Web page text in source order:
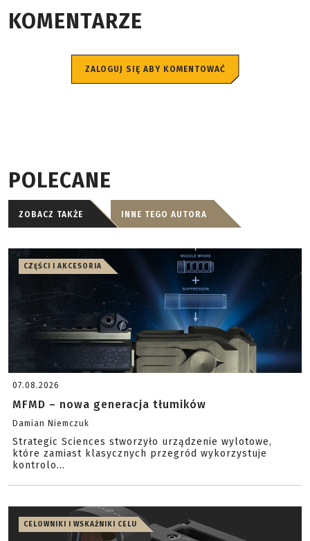
KOMENTARZE
ZALOGUJ SIĘ ABY KOMENTOWAĆ
POLECANE
ZOBACZ TAKŻE INNE TEGO AUTORA
CZĘŚCI I AKCESORIA
07.08.2026
MFMD – nowa generacja tłumików
Damian Niemczuk
Strategic Sciences stworzyło urządzenie wylotowe,
które zamiast klasycznych przegród wykorzystuje
kontrolo...
CELOWNIKI I WSKAŹNIKI CELU